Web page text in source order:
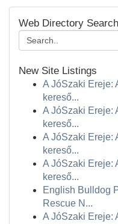
Web Directory Search
New Site Listings
A JóSzaki Ereje:
kereső...
A JóSzaki Ereje:
kereső...
A JóSzaki Ereje:
kereső...
A JóSzaki Ereje:
kereső...
English Bulldog
Rescue N...
A JóSzaki Ereje: